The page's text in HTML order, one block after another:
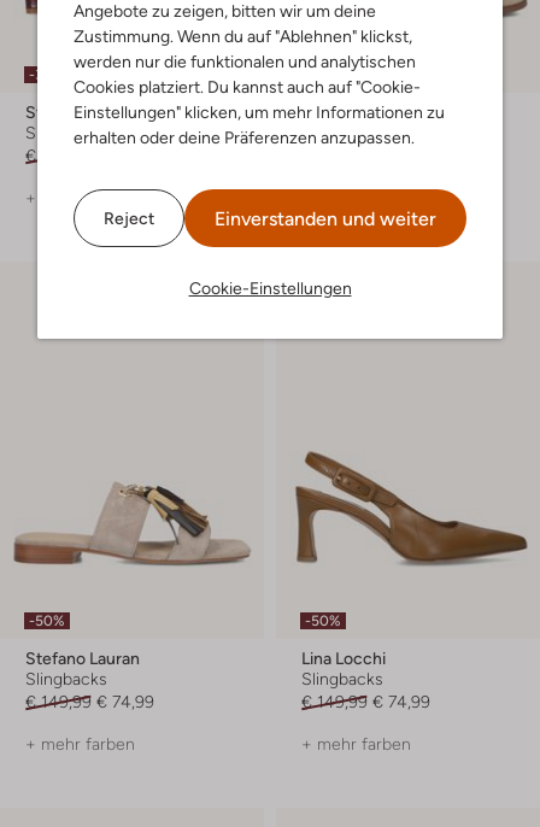
Angebote zu zeigen, bitten wir um deine
Zustimmung. Wenn du auf "Ablehnen" klickst,
werden nur die funktionalen und analytischen
Cookies platziert. Du kannst auch auf "Cookie-
Einstellungen" klicken, um mehr Informationen zu
erhalten oder deine Präferenzen anzupassen.
Reject Einverstanden und weiter
Cookie-Einstellungen
-30%
Stefano Lauran
Slingbacks
€ 149,99
+ mehr farben
Stefano Lauran
Slingbacks
-50%
Stefano Lauran
Slingbacks
€ 149,99 € 74,99
+ mehr farben
-50%
Lina Locchi
Slingbacks
€ 149,99 € 74,99
+ mehr farben